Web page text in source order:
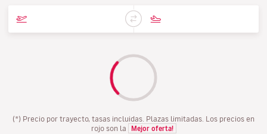
(*) Precio por trayecto, tasas incluidas. Plazas limitadas. Los precios en
rojo son la
Mejor oferta!